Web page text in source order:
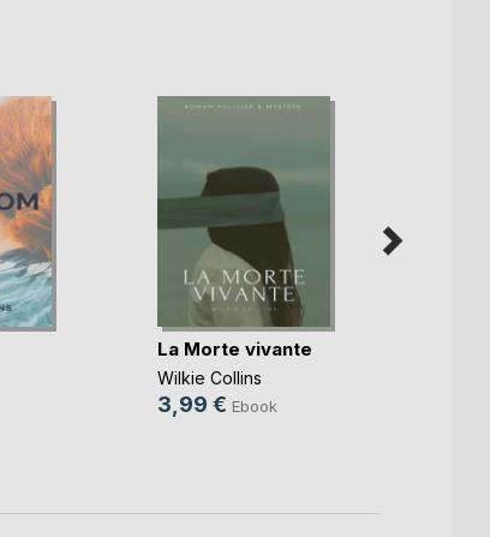
La Morte vivante
Wilkie Collins
3,99 € Ebook